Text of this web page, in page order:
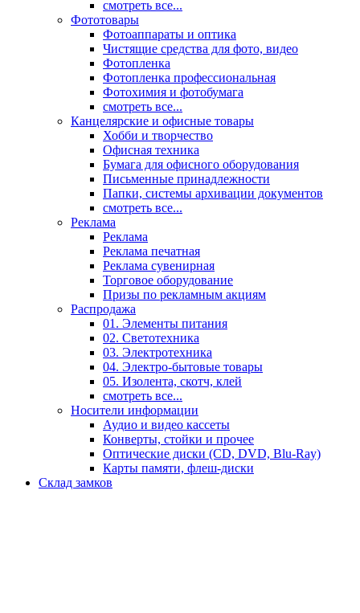
смотреть все...
Фототовары
Фотоаппараты и оптика
Чистящие средства для фото, видео
Фотопленка
Фотопленка профессиональная
Фотохимия и фотобумага
смотреть все...
Канцелярские и офисные товары
Хобби и творчество
Офисная техника
Бумага для офисного оборудования
Письменные принадлежности
Папки, системы архивации документов
смотреть все...
Реклама
Реклама
Реклама печатная
Реклама сувенирная
Торговое оборудование
Призы по рекламным акциям
Распродажа
01. Элементы питания
02. Светотехника
03. Электротехника
04. Электро-бытовые товары
05. Изолента, скотч, клей
смотреть все...
Носители информации
Аудио и видео кассеты
Конверты, стойки и прочее
Оптические диски (CD, DVD, Blu-Ray)
Карты памяти, флеш-диски
Склад замков